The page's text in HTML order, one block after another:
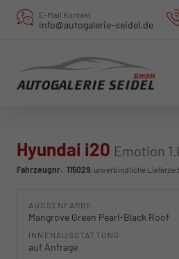
E-Mail Kontakt
info@autogalerie-seidel.de
Hyundai i20 Emotion
Fahrzeugnr.: 115029, unverbindliche
AUSSENFARBE
Mangrove Green Pearl-Black Roof
INNENAUSSTATTUNG
auf Anfrage